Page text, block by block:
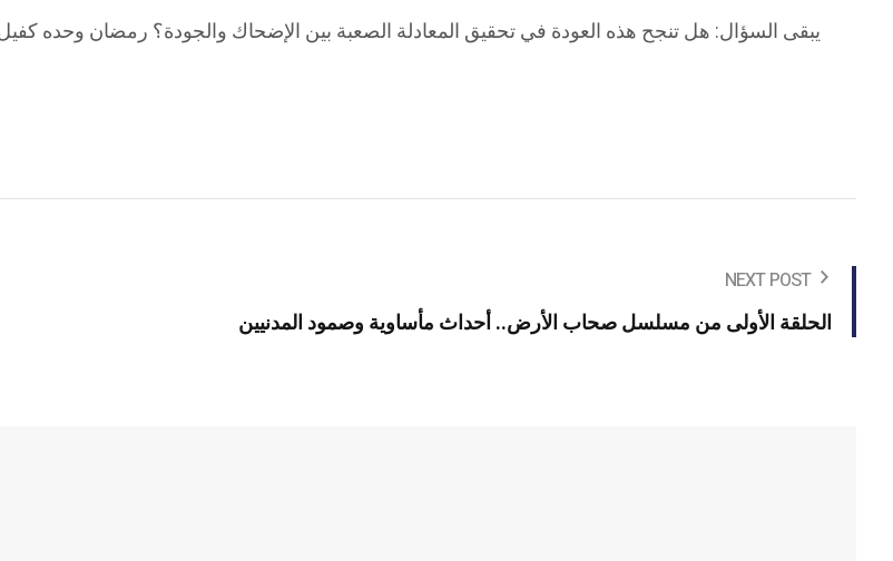
يبقى السؤال: هل تنجح هذه العودة في تحقيق المعادلة الصعبة بين الإضحاك والجودة؟ رمضان وحده كفيل
NEXT POST
الحلقة الأولى من مسلسل صحاب الأرض.. أحداث مأساوية وصمود المدنيين